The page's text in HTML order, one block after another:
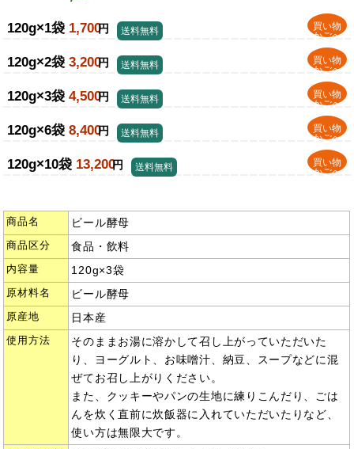
120g×1袋 1,700円
買い物
かごへ
送料無料
120g×2袋 3,200円
買い物
かごへ
送料無料
120g×3袋 4,500円
買い物
かごへ
送料無料
120g×6袋 8,400円
買い物
かごへ
送料無料
120g×10袋 13,200円
買い物
かごへ
送料無料
商品名 ビール酵母
商品区分 食品・飲料
内容量 120g×3袋
原材料名 ビール酵母
原産地 日本産
使用方法
そのままお湯に溶かして召し上がっていただいた
り、ヨーグルト、お味噌汁、納豆、スープなどに混
ぜてお召し上がりください。
また、クッキーやパンの生地に練りこんだり、ごは
んを炊く直前に炊飯器に入れていただいたりなど、
使い方は無限大です。